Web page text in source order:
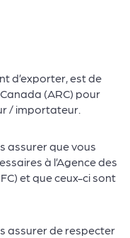
d’exporter, est de
(ARC) pour
/ importateur.
assurer que vous
à l’Agence des
et que ceux-ci sont
assurer de respecter